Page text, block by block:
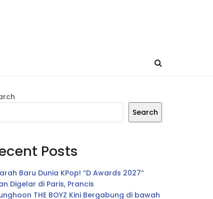
Search
Posts
Baru Dunia KPop! “D Awards 2027”
Digelar di Paris, Prancis
THE BOYZ Kini Bergabung di bawah